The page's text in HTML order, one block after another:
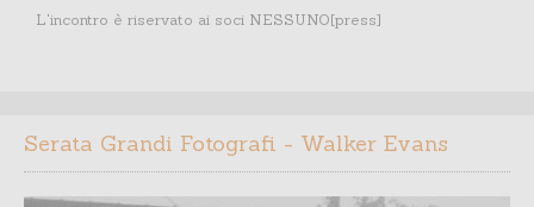
L'incontro è riservato ai soci NESSUNO[press]
Serata Grandi Fotografi - Walker Evans